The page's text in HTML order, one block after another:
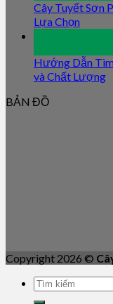
Cây Tuyết Sơn
Lựa Chọn
Hướng Dẫn
và Chất Lượng
BẢN ĐỒ
Copyright 2026 ©